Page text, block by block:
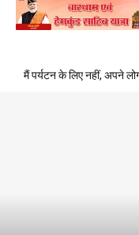
मैं पर्यटन के लिए नहीं, अपने